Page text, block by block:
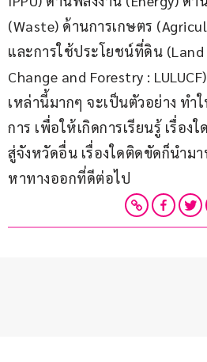
(Waste) ด้านการเกษตร
และการใช้ประโยชน์ที่ดิน (Land
Change and Forestry :
เหล่านี้มากๆ จะเป็นตัวอย่าง ทำ
การ เพื่อให้เกิดการเรียนรู้ เรื่อง
สู่จังหวัดอื่น เรื่องใดติดขัดก็นำม
หาทางออกที่ดีต่อไป